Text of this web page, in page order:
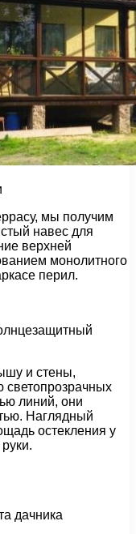
мы получим
навес для
верхней
монолитного
перил.
и стены,
линий, они
Наглядный
остекления у
дачника